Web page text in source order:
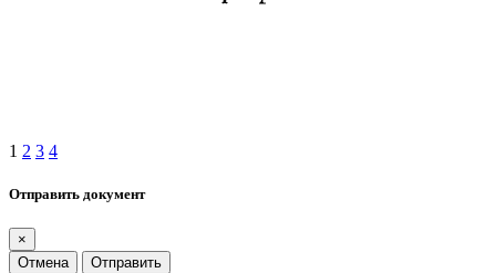
1 2 3 4
Отправить документ
×
Отмена
Отправить